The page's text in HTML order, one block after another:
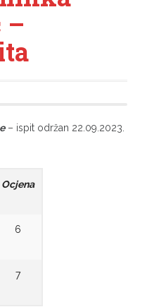
–
– ispit održan 22.09.2023.
Ocjena
6
7